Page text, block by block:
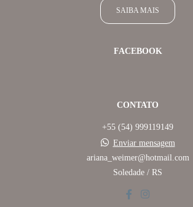
SAIBA MAIS
FACEBOOK
CONTATO
+55 (54) 999119149
Enviar mensagem
ariana_weimer@hotmail.com
Soledade / RS